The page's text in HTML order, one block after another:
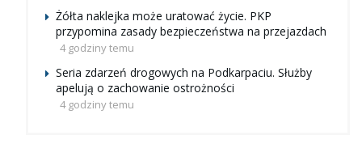
Żółta naklejka może uratować życie. PKP
przypomina zasady bezpieczeństwa na przejazdach
4 godziny temu
Seria zdarzeń drogowych na Podkarpaciu. Służby
apelują o zachowanie ostrożności
4 godziny temu